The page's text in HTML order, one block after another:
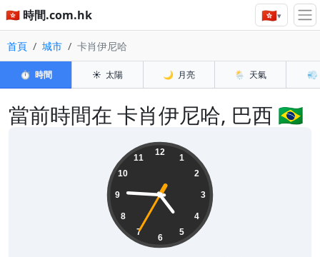
🇭🇰 時間.com.hk 🇭🇰▾
首頁 城市 卡肖伊尼哈
⏱️ 時間 ☀️ 太陽 🌙 月亮 🌦️ 天氣 💨
當前時間在 卡肖伊尼哈, 巴西 🇧🇷
12
1
2
3
4
5
6
7
8
9
10
11